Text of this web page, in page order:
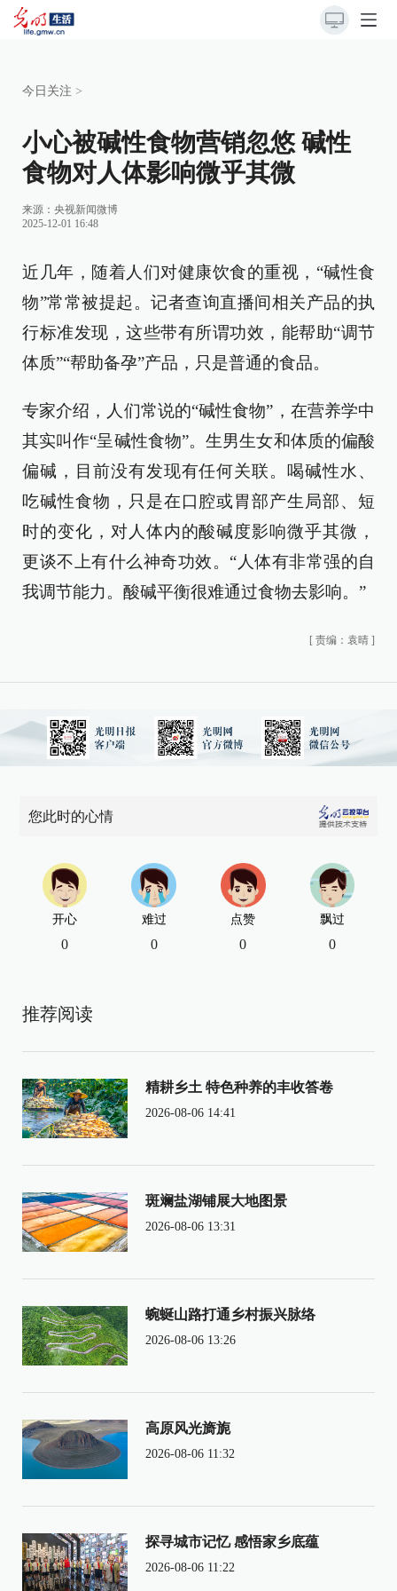
今日关注 >
小心被碱性食物营销忽悠 碱性
食物对人体影响微乎其微
来源： 央视新闻微博
2025-12-01 16:48
近几年，随着人们对健康饮食的重视，“碱性食
物”常常被提起。记者查询直播间相关产品的执
行标准发现，这些带有所谓功效，能帮助“调节
体质”“帮助备孕”产品，只是普通的食品。
专家介绍，人们常说的“碱性食物”，在营养学中
其实叫作“呈碱性食物”。生男生女和体质的偏酸
偏碱，目前没有发现有任何关联。喝碱性水、
吃碱性食物，只是在口腔或胃部产生局部、短
时的变化，对人体内的酸碱度影响微乎其微，
更谈不上有什么神奇功效。“人体有非常强的自
我调节能力。酸碱平衡很难通过食物去影响。”
[ 责编：袁晴 ]
您此时的心情
开心
0
难过
0
点赞
0
飘过
0
推荐阅读
精耕乡土 特色种养的丰收答卷
2026-08-06 14:41
斑斓盐湖铺展大地图景
2026-08-06 13:31
蜿蜒山路打通乡村振兴脉络
2026-08-06 13:26
高原风光旖旎
2026-08-06 11:32
探寻城市记忆 感悟家乡底蕴
2026-08-06 11:22